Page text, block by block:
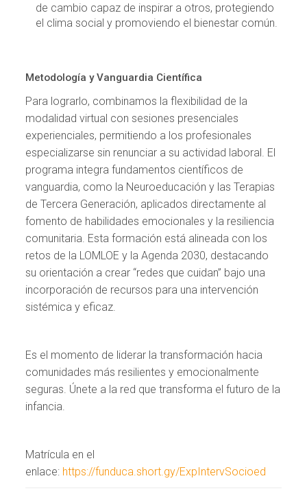
de cambio capaz de inspirar a otros, protegiendo
el clima social y promoviendo el bienestar común.
Metodología y Vanguardia Científica
Para lograrlo, combinamos la flexibilidad de la
modalidad virtual con sesiones presenciales
experienciales, permitiendo a los profesionales
especializarse sin renunciar a su actividad laboral. El
programa integra fundamentos científicos de
vanguardia, como la Neuroeducación y las Terapias
de Tercera Generación, aplicados directamente al
fomento de habilidades emocionales y la resiliencia
comunitaria. Esta formación está alineada con los
retos de la LOMLOE y la Agenda 2030, destacando
su orientación a crear “redes que cuidan” bajo una
incorporación de recursos para una intervención
sistémica y eficaz.
Es el momento de liderar la transformación hacia
comunidades más resilientes y emocionalmente
seguras. Únete a la red que transforma el futuro de la
infancia.
Matrícula en el
enlace: https://funduca.short.gy/ExpIntervSocioed